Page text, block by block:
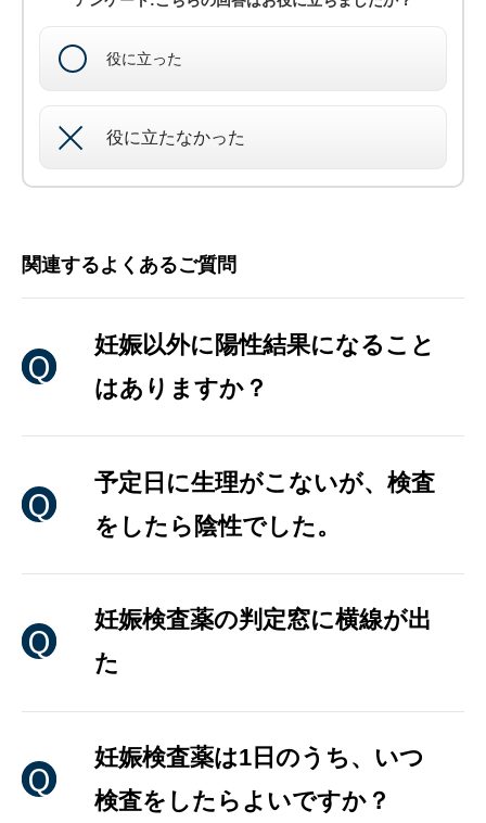
役に立った
役に立たなかった
関連するよくあるご質問
妊娠以外に陽性結果になること
はありますか？
予定日に生理がこないが、検査
をしたら陰性でした。
妊娠検査薬の判定窓に横線が出
た
妊娠検査薬は1日のうち、いつ
検査をしたらよいですか？